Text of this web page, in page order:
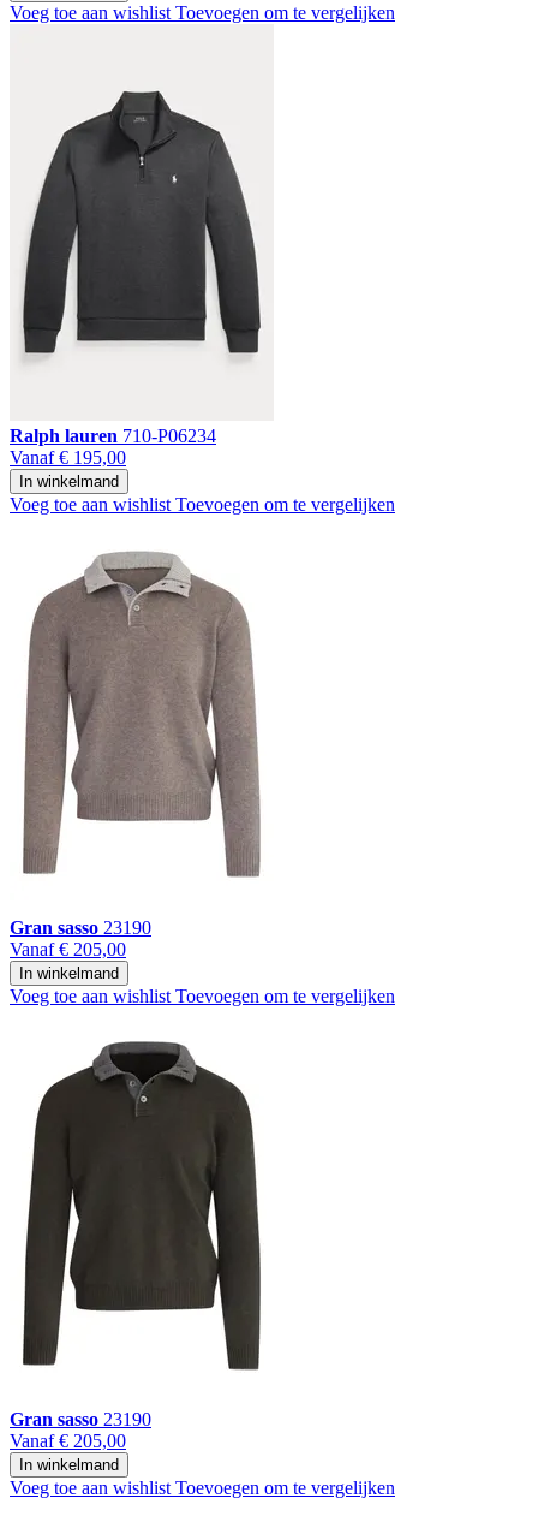
Voeg toe aan wishlist Toevoegen om te vergelijken
Ralph lauren 710-P06234
Vanaf € 195,00
In winkelmand
Voeg toe aan wishlist Toevoegen om te vergelijken
Gran sasso 23190
Vanaf € 205,00
In winkelmand
Voeg toe aan wishlist Toevoegen om te vergelijken
Gran sasso 23190
Vanaf € 205,00
In winkelmand
Voeg toe aan wishlist Toevoegen om te vergelijken